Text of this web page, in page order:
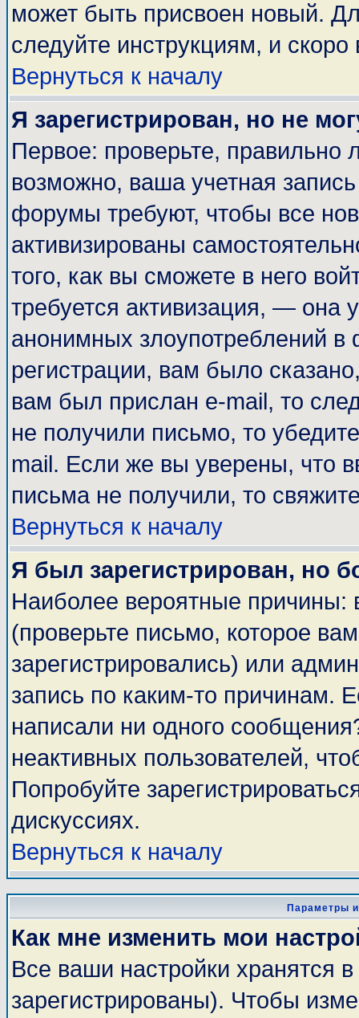
может быть присвоен новый.
следуйте инструкциям, и
Вернуться к началу
Я зарегистрирован, но не
Первое: проверьте, правильно
возможно, ваша учетная
форумы требуют, чтобы все
активизированы
того, как вы сможете в него
требуется активизация, — она
анонимных злоупотреблений
регистрации, вам было
вам был прислан e-mail, то
не получили письмо, то
mail. Если же вы уверены, что
письма не получили, то
Вернуться к началу
Я был зарегистрирован, но
Наиболее вероятные причины:
(проверьте письмо, которое
зарегистрировались) или
запись по каким-то причинам.
написали ни одного
неактивных пользователей,
Попробуйте
дискуссиях.
Вернуться к началу
Параметры
Как мне изменить мои
Все ваши настройки хранятся
зарегистрированы). Чтобы